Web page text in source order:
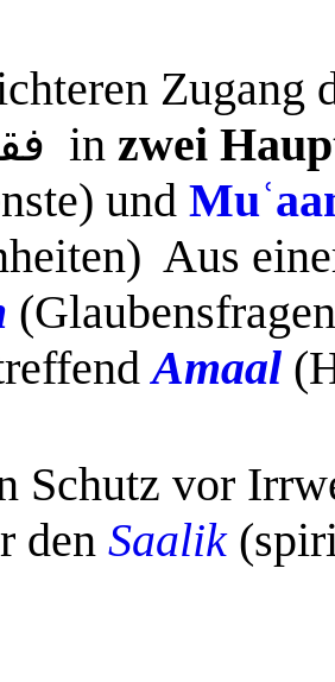
Zugang
in zwei
und
Aus
Amaal
Schutz vor
den Saalik